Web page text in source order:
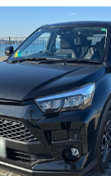
コンテンツ
利用規約
プライバシーポリシー